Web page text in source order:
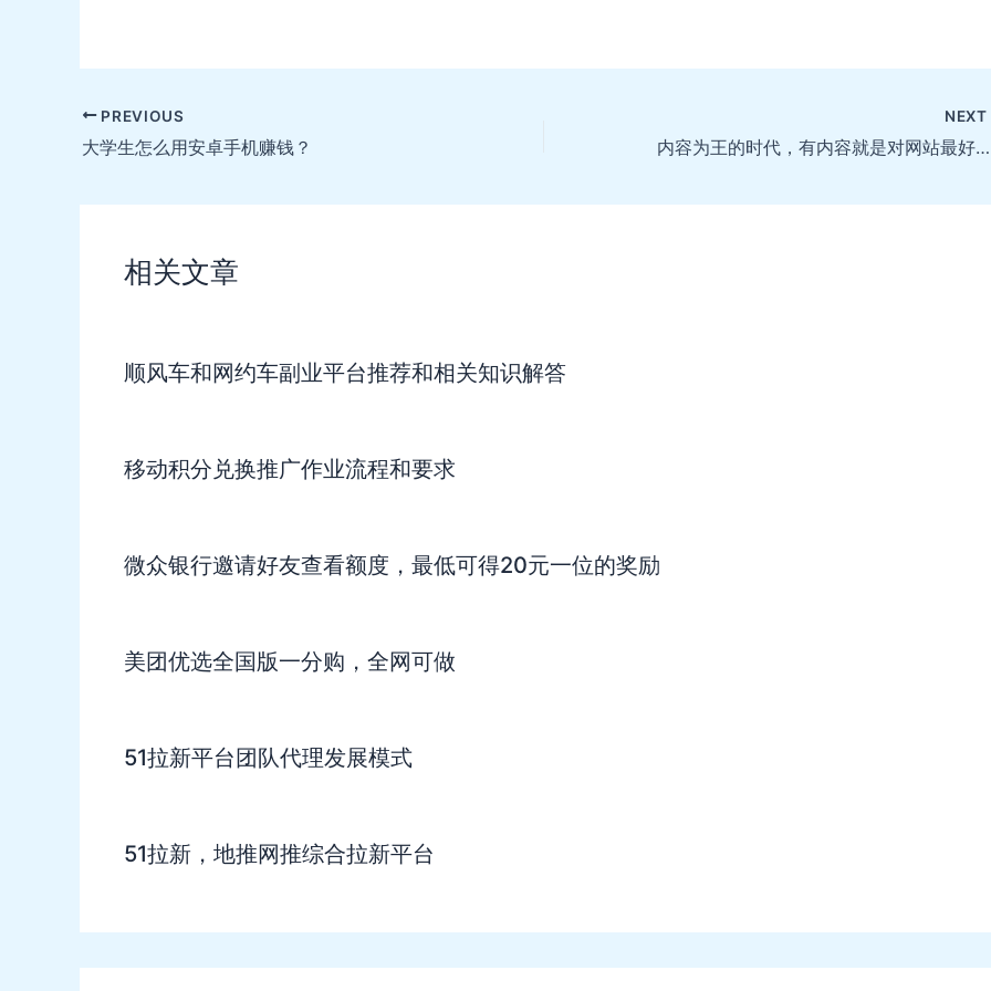
Post
navigation
PREVIOUS
大学生怎么用安卓手机赚钱？
NEXT
内容为王的时代，有内容就是对网站最好的SEO优化
相关文章
顺风车和网约车副业平台推荐和相关知识解答
移动积分兑换推广作业流程和要求
微众银行邀请好友查看额度，最低可得20元一位的奖励
美团优选全国版一分购，全网可做
51拉新平台团队代理发展模式
51拉新，地推网推综合拉新平台